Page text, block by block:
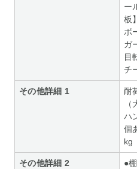
ー
板
ボ
ガ
目
チ
その他詳細 1
耐
ハ
個
kg
その他詳細 2
●